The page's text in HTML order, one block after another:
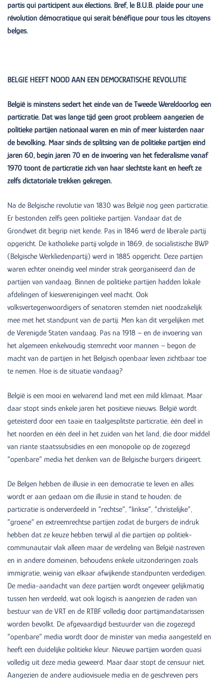
partis qui participent aux élections. Bref, le B.U.B. plaide pour une
révolution démocratique qui serait bénéfique pour tous les citoyens
belges.
BELGIE HEEFT NOOD AAN EEN DEMOCRATISCHE REVOLUTIE
België is minstens sedert het einde van de Tweede Wereldoorlog een
particratie. Dat was lange tijd geen groot probleem aangezien de
politieke partijen nationaal waren en min of meer luisterden naar
de bevolking. Maar sinds de splitsing van de politieke partijen eind
jaren 60, begin jaren 70 en de invoering van het federalisme vanaf
1970 toont de particratie zich van haar slechtste kant en heeft ze
zelfs dictatoriale trekken gekregen.
Na de Belgische revolutie van 1830 was België nog geen particratie.
Er bestonden zelfs geen politieke partijen. Vandaar dat de
Grondwet dit begrip niet kende. Pas in 1846 werd de liberale partij
opgericht. De katholieke partij volgde in 1869, de socialistische BWP
(Belgische Werkliedenpartij) werd in 1885 opgericht. Deze partijen
waren echter oneindig veel minder strak georganiseerd dan de
partijen van vandaag. Binnen de politieke partijen hadden lokale
afdelingen of kiesverenigingen veel macht. Ook
volksvertegenwoordigers of senatoren stemden niet noodzakelijk
mee met het standpunt van de partij. Men kan dit vergelijken met
de Verenigde Staten vandaag. Pas na 1918 – en de invoering van
het algemeen enkelvoudig stemrecht voor mannen – begon de
macht van de partijen in het Belgisch openbaar leven zichtbaar toe
te nemen. Hoe is de situatie vandaag?
België is een mooi en welvarend land met een mild klimaat. Maar
daar stopt sinds enkele jaren het positieve nieuws. België wordt
geteisterd door een taaie en taalgesplitste particratie, één deel in
het noorden en één deel in het zuiden van het land, die door middel
van riante staatssubsidies en een monopolie op de zogezegd
“openbare” media het denken van de Belgische burgers dirigeert.
De Belgen hebben de illusie in een democratie te leven en alles
wordt er aan gedaan om die illusie in stand te houden: de
particratie is onderverdeeld in “rechtse”, “linkse”, “christelijke”,
“groene” en extreemrechtse partijen zodat de burgers de indruk
hebben dat ze keuze hebben terwijl al die partijen op politiek-
communautair vlak alleen maar de verdeling van België nastreven
en in andere domeinen, behoudens enkele uitzonderingen zoals
immigratie, weinig van elkaar afwijkende standpunten verdedigen.
De media-aandacht van deze partijen wordt ongeveer gelijkmatig
tussen hen verdeeld, wat ook logisch is aangezien de raden van
bestuur van de VRT en de RTBF volledig door partijmandatarissen
worden bevolkt. De afgevaardigd bestuurder van die zogezegd
“openbare” media wordt door de minister van media aangesteld en
heeft een duidelijke politieke kleur. Nieuwe partijen worden quasi
volledig uit deze media geweerd. Maar daar stopt de censuur niet.
Aangezien de andere audiovisuele media en de geschreven pers